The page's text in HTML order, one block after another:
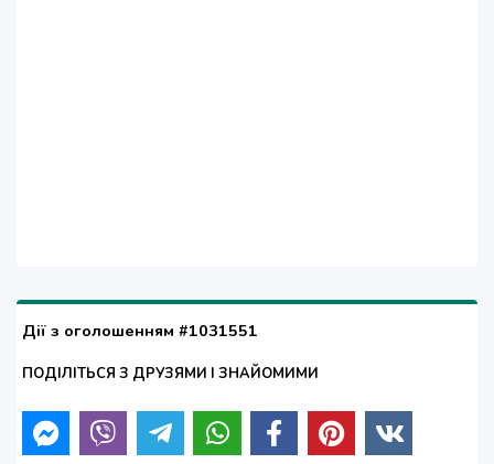
Дії з оголошенням #1031551
ПОДІЛІТЬСЯ З ДРУЗЯМИ І ЗНАЙОМИМИ